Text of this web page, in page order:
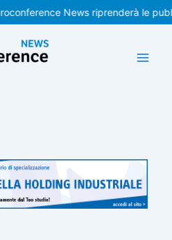
News riprenderà le